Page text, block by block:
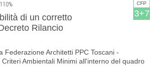
CFP
3+7
di un corretto
Rilancio
Architetti PPC Toscani -
Ambientali Minimi all'interno del quadro